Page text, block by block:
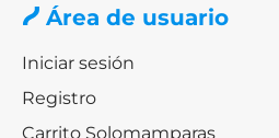
Área de usuario
Iniciar sesión
Registro
Carrito Solomamparas